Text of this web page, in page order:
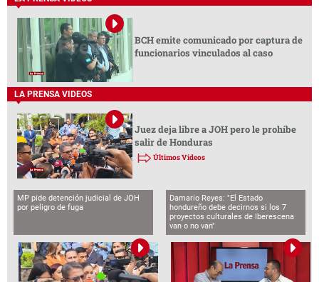
BCH emite comunicado por captura de
funcionarios vinculados al caso
LA PRENSA VIDEOS
Juez deja libre a JOH pero le prohíbe
salir de Honduras
Últimos Videos
MP pide detención judicial de JOH
por peligro de fuga
Damario Reyes: "El Estado
hondureño debe decirnos si los 7
proyectos culturales de Iberescena
van o no van"